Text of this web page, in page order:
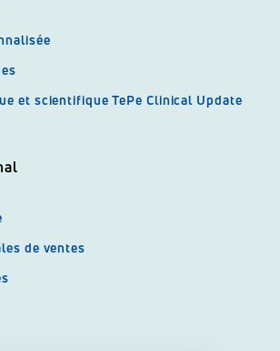
et scientifique TePe Clinical Update
de ventes